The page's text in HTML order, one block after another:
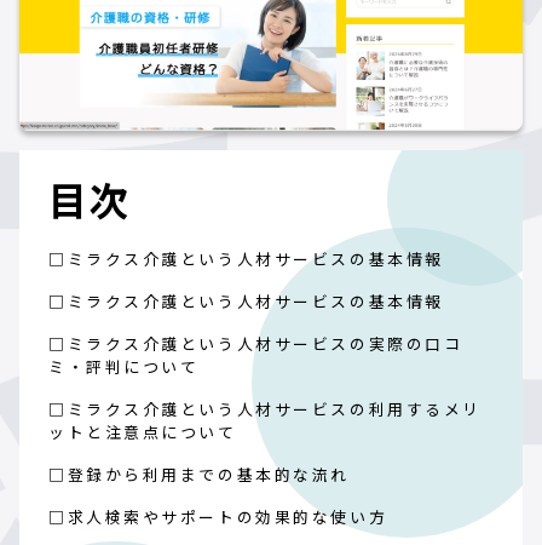
目次
□ミラクス介護という人材サービスの基本情報
□ミラクス介護という人材サービスの基本情報
□ミラクス介護という人材サービスの実際の口コ
ミ・評判について
□ミラクス介護という人材サービスの利用するメリ
ットと注意点について
□登録から利用までの基本的な流れ
□求人検索やサポートの効果的な使い方